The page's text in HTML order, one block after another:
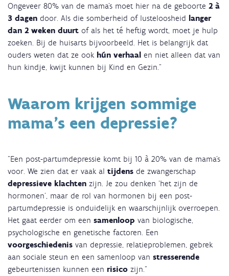
Ongeveer 80% van de mama’s moet hier na de geboorte 2 à
3 dagen door. Als die somberheid of lusteloosheid langer
dan 2 weken duurt of als het té heftig wordt, moet je hulp
zoeken. Bij de huisarts bijvoorbeeld. Het is belangrijk dat
ouders weten dat ze ook hún verhaal en niet alleen dat van
hun kindje, kwijt kunnen bij Kind en Gezin."
Waarom krijgen sommige
mama's een depressie?
"Een post-partumdepressie komt bij 10 à 20% van de mama’s
voor. We zien dat er vaak al tijdens de zwangerschap
depressieve klachten zijn. Je zou denken ‘het zijn de
hormonen’, maar de rol van hormonen bij een post-
partumdepressie is onduidelijk en waarschijnlijk overroepen.
Het gaat eerder om een samenloop van biologische,
psychologische en genetische factoren. Een
voorgeschiedenis van depressie, relatieproblemen, gebrek
aan sociale steun en een samenloop van stresserende
gebeurtenissen kunnen een risico zijn."